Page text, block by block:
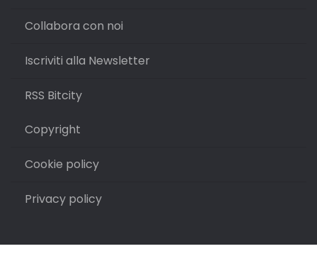
Collabora con noi
Iscriviti alla Newsletter
RSS Bitcity
Copyright
Cookie policy
Privacy policy